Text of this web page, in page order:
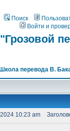
Поиск
Войти и
перевода В.
10:23 am